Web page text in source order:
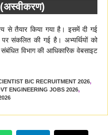
से तैयार किया गया है। इसमें दी गई
संकलित की गई है। अभ्यर्थियों को
विभाग की आधिकारिक वेबसाइट
B/C RECRUITMENT 2026,
ENGINEERING JOBS 2026,